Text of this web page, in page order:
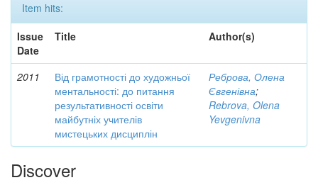
Item hits:
Issue
Date
Title Author(s)
2011
Від грамотності до художньої
ментальності: до питання
результативності освіти
майбутніх учителів
мистецьких дисциплін
Реброва, Олена
Євгенівна;
Rebrova, Olena
Yevgenivna
Discover